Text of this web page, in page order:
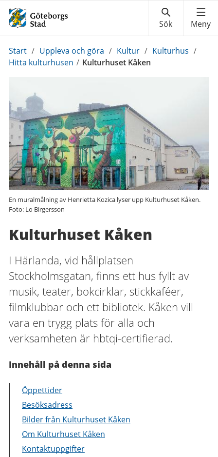
Du
är
Start / Uppleva och göra / Kultur / Kulturhus /
Hitta kulturhusen / Kulturhuset Kåken
En muralmålning av Henrietta Kozica lyser upp Kulturhuset Kåken.
Foto: Lo Birgersson
Kulturhuset Kåken
I Härlanda, vid hållplatsen
Stockholmsgatan, finns ett hus fyllt av
musik, teater, bokcirklar, stickkaféer,
filmklubbar och ett bibliotek. Kåken vill
vara en trygg plats för alla och
verksamheten är hbtqi-certifierad.
Innehåll på denna sida
Öppettider
Besöksadress
Bilder från Kulturhuset Kåken
Om Kulturhuset Kåken
Kontaktuppgifter